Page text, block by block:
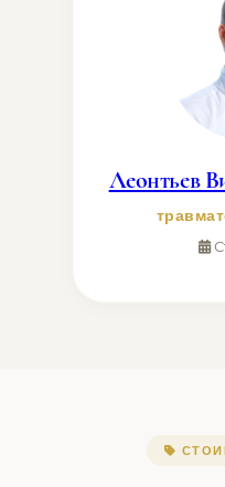
Леонтьев